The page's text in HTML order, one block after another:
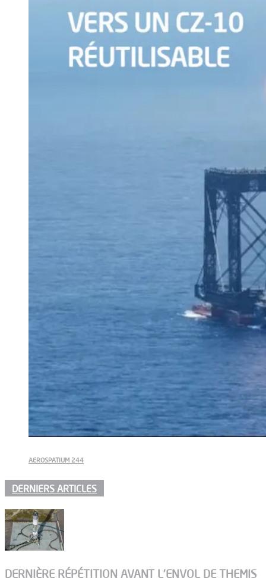
AEROSPATIUM 244
DERNIERS ARTICLES
DERNIÈRE RÉPÉTITION AVANT L’ENVOL DE THEMIS